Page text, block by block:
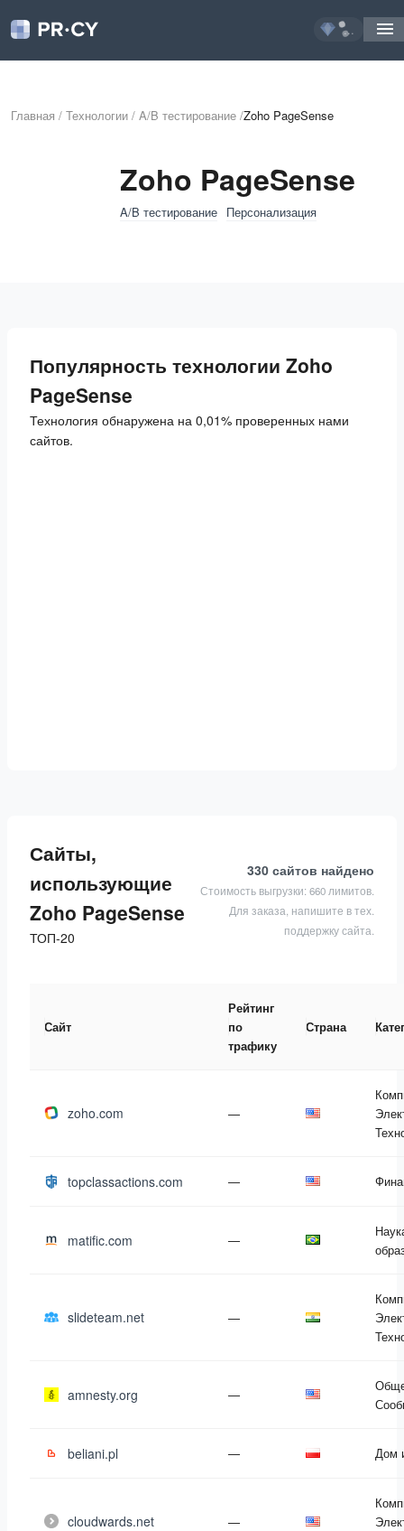
...
Главная / Технологии / A/B тестирование /Zoho PageSense
Zoho PageSense
A/B тестирование Персонализация
Популярность технологии Zoho
PageSense
Технология обнаружена на 0,01% проверенных нами
сайтов.
Сайты,
использующие
Zoho PageSense
ТОП-20
330 сайтов найдено
Стоимость выгрузки: 660 лимитов.
Для заказа, напишите в тех.
поддержку сайта.
Сайт
Рейтинг
по
трафику
Страна
zoho.com —
topclassactions.com —
matific.com —
slideteam.net —
amnesty.org —
beliani.pl — Дом
cloudwards.net —